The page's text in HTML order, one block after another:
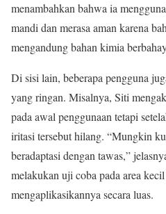
menambahkan bahwa ia
mandi dan merasa aman karena
mengandung bahan kimia
Di sisi lain, beberapa pengguna
yang ringan. Misalnya, Siti
pada awal penggunaan tetapi
iritasi tersebut hilang. “Mungkin
beradaptasi dengan tawas,”
melakukan uji coba pada area
mengaplikasikannya secara luas.